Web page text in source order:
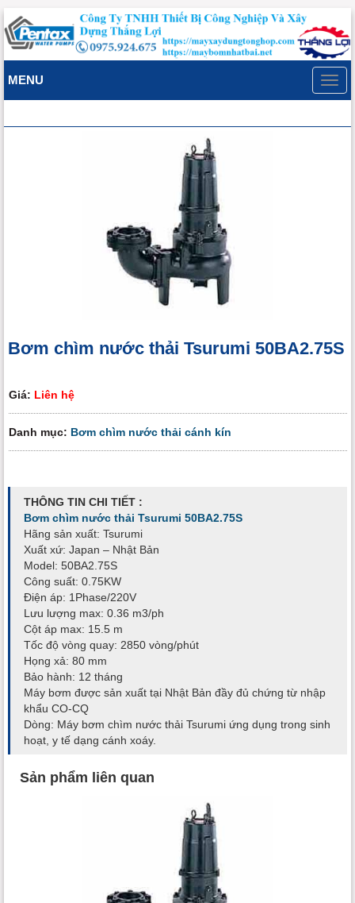
MENU
Bơm chìm nước thải Tsurumi 50BA2.75S
Giá: Liên hệ
Danh mục: Bơm chìm nước thải cánh kín
THÔNG TIN CHI TIẾT :
Bơm chìm nước thải Tsurumi 50BA2.75S
Hãng sản xuất: Tsurumi
Xuất xứ: Japan – Nhật Bản
Model: 50BA2.75S
Công suất: 0.75KW
Điện áp: 1Phase/220V
Lưu lượng max: 0.36 m3/ph
Cột áp max: 15.5 m
Tốc độ vòng quay: 2850 vòng/phút
Họng xả: 80 mm
Bảo hành: 12 tháng
Máy bơm được sản xuất tại Nhật Bản đầy đủ chứng từ nhập
khẩu CO-CQ
Dòng: Máy bơm chìm nước thải Tsurumi ứng dụng trong sinh
hoạt, y tế dạng cánh xoáy.
Sản phẩm liên quan